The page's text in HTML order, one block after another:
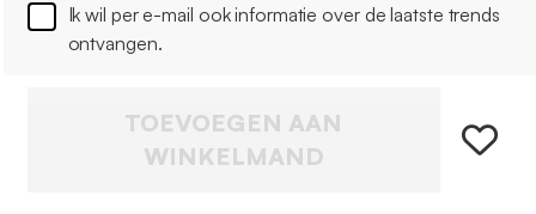
Ik wil per e-mail ook informatie over de laatste trends
ontvangen.
TOEVOEGEN AAN
WINKELMAND